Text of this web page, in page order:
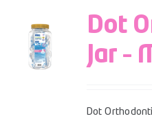
Dot
Jar –
Dot